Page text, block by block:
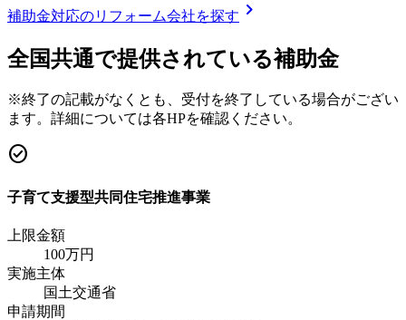
補助金対応のリフォーム会社を探す chevron_right
全国共通で提供されている補助金
※終了の記載がなくとも、受付を終了している場合がござい
ます。詳細については各HPを確認ください。
check_circle
子育て支援型共同住宅推進事業
上限金額
100万円
実施主体
国土交通省
申請期間